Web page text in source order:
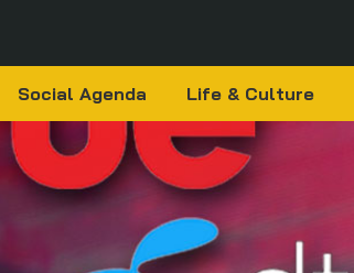
Social Agenda Life & Culture